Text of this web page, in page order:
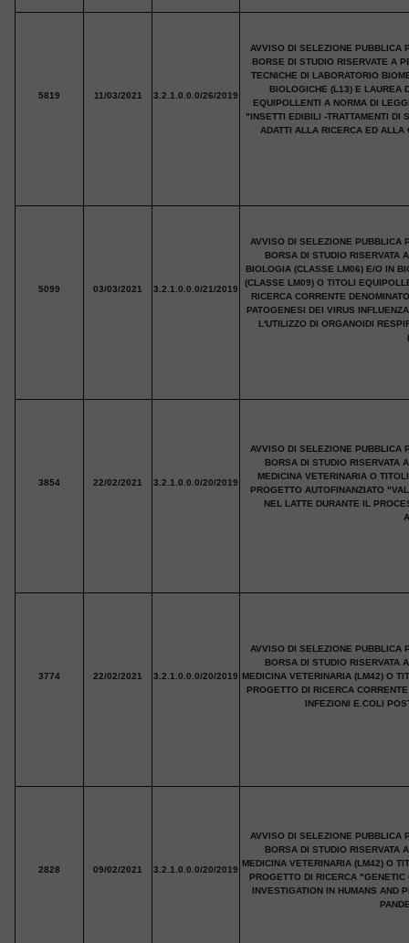
5819 11/03/2021 3.2.1.0.0.0/26/2019
AVVISO DI SELEZIONE PUBBLICA
BORSE DI STUDIO RISERVATE A
TECNICHE DI LABORATORIO
BIOLOGICHE (L13) E LAUREA
EQUIPOLLENTI A NORMA DI
"INSETTI EDIBILI -TRATTAMENTI DI
ADATTI ALLA RICERCA ED
5099 03/03/2021 3.2.1.0.0.0/21/2019
AVVISO DI SELEZIONE PUBBLICA
BORSA DI STUDIO RISERVATA
BIOLOGIA (CLASSE LM06) E/O IN
(CLASSE LM09) O TITOLI
RICERCA CORRENTE
PATOGENESI DEI VIRUS
L'UTILIZZO DI ORGANOIDI
3854 22/02/2021 3.2.1.0.0.0/20/2019
AVVISO DI SELEZIONE PUBBLICA
BORSA DI STUDIO RISERVATA
MEDICINA VETERINARIA O
PROGETTO AUTOFINANZIATO
NEL LATTE DURANTE IL
3774 22/02/2021 3.2.1.0.0.0/20/2019
AVVISO DI SELEZIONE PUBBLICA
BORSA DI STUDIO RISERVATA
MEDICINA VETERINARIA (LM42) O
PROGETTO DI RICERCA
INFEZIONI E.COLI
2828 09/02/2021 3.2.1.0.0.0/20/2019
AVVISO DI SELEZIONE PUBBLICA
BORSA DI STUDIO RISERVATA
MEDICINA VETERINARIA (LM42) O
PROGETTO DI RICERCA
INVESTIGATION IN HUMANS AND